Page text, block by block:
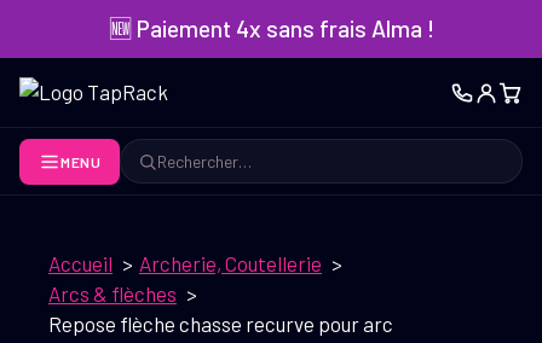
contenu
🆕 Paiement 4x sans frais Alma !
MENU
Rechercher
Accueil
Archerie, Coutellerie
Arcs & flèches
Repose flèche chasse recurve pour arc